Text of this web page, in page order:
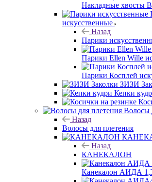
Накладные хвосты
искусственные
Назад
Парики
Парики Ellen Wille
Парики Косплей
ЗИЗИ
Кепки
Волосы
Назад
Волосы для плетения
Назад
КАНЕКАЛОН
Канекалон АИДА